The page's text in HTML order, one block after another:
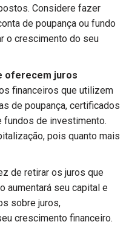
Considere fazer
de poupança ou fundo
o crescimento do seu
oferecem juros
financeiros que utilizem
de poupança, certificados
de investimento.
pois quanto mais
de retirar os juros que
aumentará seu capital e
sobre juros,
crescimento financeiro.